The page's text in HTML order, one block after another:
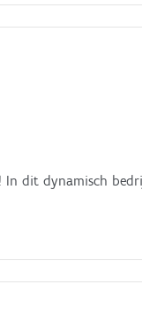
In dit dynamisch